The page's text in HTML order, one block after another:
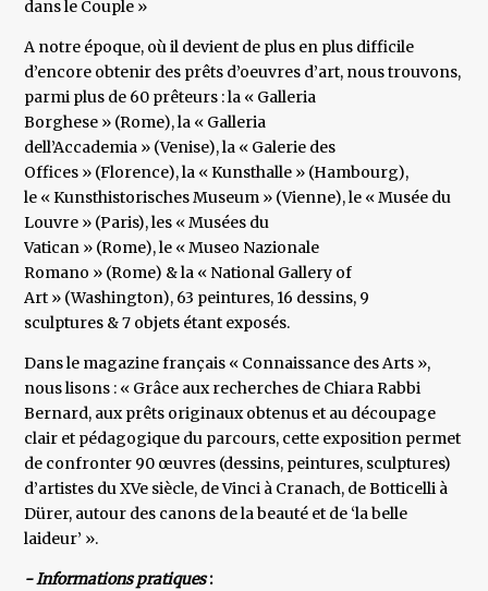
dans le Couple »
A notre époque, où il devient de plus en plus difficile
d’encore obtenir des prêts d’oeuvres d’art, nous trouvons,
parmi plus de 60 prêteurs : la « Galleria
Borghese » (Rome), la « Galleria
dell’Accademia » (Venise), la « Galerie des
Offices » (Florence), la « Kunsthalle » (Hambourg),
le « Kunsthistorisches Museum » (Vienne), le « Musée du
Louvre » (Paris), les « Musées du
Vatican » (Rome), le « Museo Nazionale
Romano » (Rome) & la « National Gallery of
Art » (Washington), 63 peintures, 16 dessins, 9
sculptures & 7 objets étant exposés.
Dans le magazine français « Connaissance des Arts »,
nous lisons : « Grâce aux recherches de Chiara Rabbi
Bernard, aux prêts originaux obtenus et au découpage
clair et pédagogique du parcours, cette exposition permet
de confronter 90 œuvres (dessins, peintures, sculptures)
d’artistes du XVe siècle, de Vinci à Cranach, de Botticelli à
Dürer, autour des canons de la beauté et de ‘la belle
laideur’ ».
- Informations pratiques: